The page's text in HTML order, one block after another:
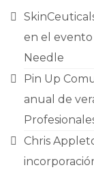
en el
Needle
Pin Up
anual de
Chris